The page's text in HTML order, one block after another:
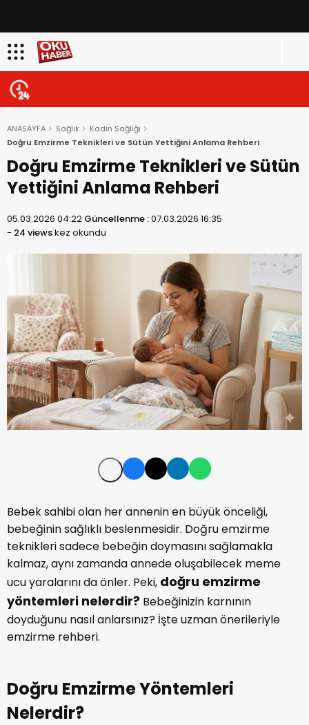
ANASAYFA Sağlık
Kadın Sağlığı
Doğru Emzirme Teknikleri ve Sütün Yettiğini Anlama Rehberi
Doğru Emzirme Teknikleri ve Sütün
Yettiğini Anlama Rehberi
05.03.2026 04:22 Güncellenme :07.03.2026 16:35
- 24 viewskez okundu
Bebek sahibi olan her annenin en büyük önceliği,
bebeğinin sağlıklı beslenmesidir. Doğru emzirme
teknikleri sadece bebeğin doymasını sağlamakla
kalmaz, aynı zamanda annede oluşabilecek meme
ucu yaralarını da önler. Peki, doğru emzirme
yöntemleri nelerdir? Bebeğinizin karnının
doyduğunu nasıl anlarsınız? İşte uzman önerileriyle
emzirme rehberi.
Doğru Emzirme Yöntemleri
Nelerdir?